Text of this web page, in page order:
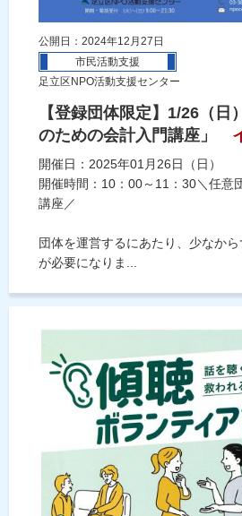
公開日：2024年12月27日
市民活動支援
足立区NPO活動支援センター
【登録団体限定】1/26（日
のための会計入門講座」
開催日：2025年01月26日（日）
開催時間：10：00～11：30＼任意
講座／
団体を運営するにあたり、少なか
が必要になりま...